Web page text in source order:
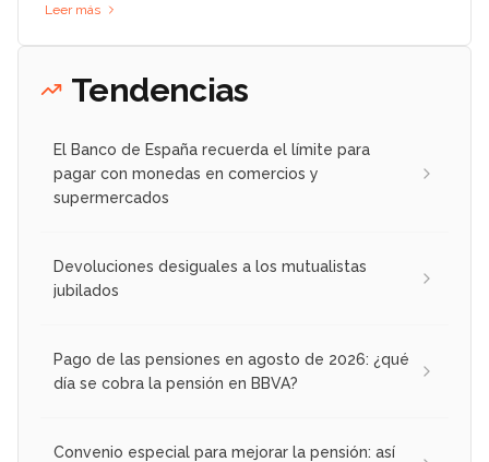
Leer más
Tendencias
El Banco de España recuerda el límite para
pagar con monedas en comercios y
supermercados
Devoluciones desiguales a los mutualistas
jubilados
Pago de las pensiones en agosto de 2026: ¿qué
día se cobra la pensión en BBVA?
Convenio especial para mejorar la pensión: así